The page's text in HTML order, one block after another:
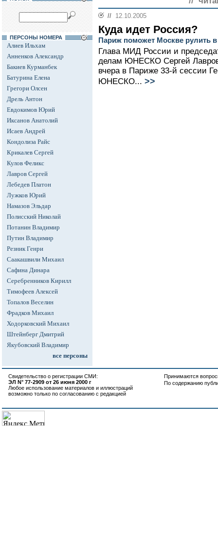
ПЕРСОНЫ НОМЕРА
Алиев Ильхам
Анненков Александр
Бакиев Курманбек
Батурина Елена
Грегори Олсен
Дрель Антон
Евдокимов Юрий
Иксанов Анатолий
Исаев Андрей
Кондолиза Райс
Крикалев Сергей
Кулов Феликс
Лавров Сергей
Лебедев Платон
Лужков Юрий
Намазов Эльдар
Полисский Николай
Потанин Владимир
Путин Владимир
Резник Генри
Саакашвили Михаил
Сафина Динара
Серебренников Кирилл
Тимофеев Алексей
Топалов Веселин
Фрадков Михаил
Ходорковский Михаил
Штейнберг Дмитрий
Якубовский Владимир
все персоны
// 12.10.2005
Куда идет Россия?
Париж поможет Москве рулить
Глава МИД России и
делам ЮНЕСКО Сергей
вчера в Париже 33-й сессии
ЮНЕСКО... >>
Свидетельство о регистрации СМИ:
ЭЛ N° 77-2909 от 26 июня 2000 г
Любое использование материалов и иллюстраций
возможно только по согласованию с редакцией
Принимаются
По содержанию